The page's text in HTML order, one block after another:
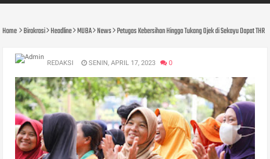
Home Birokrasi Headline MUBA News Petugas Kebersihan Hingga Tukang Ojek di Sekayu Dapat THR
REDAKSI SENIN, APRIL 17, 2023 0